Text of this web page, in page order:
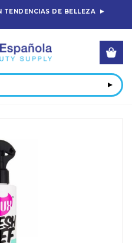
TENDENCIAS DE BELLEZA